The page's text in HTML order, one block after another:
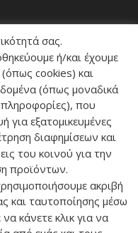
σας.
ή/και έχουμε
cookies) και
(όπως μοναδικά
πληροφορίες), που
για εξατομικευμένες
διαφημίσεων και
του κοινού για την
προϊόντων.
ακριβή
και ταυτοποίησης μέσω
κάνετε κλικ για να